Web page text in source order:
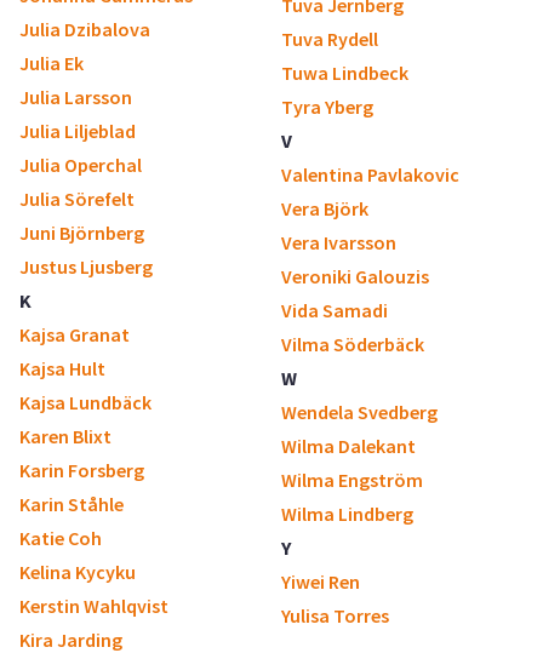
Julia Dzibalova
Julia Ek
Julia Larsson
Julia Liljeblad
Julia Operchal
Julia Sörefelt
Juni Björnberg
Justus Ljusberg
K
Kajsa Granat
Kajsa Hult
Kajsa Lundbäck
Karen Blixt
Karin Forsberg
Karin Ståhle
Katie Coh
Kelina Kycyku
Kerstin Wahlqvist
Kira Jarding
Tuva Jernberg
Tuva Rydell
Tuwa Lindbeck
Tyra Yberg
V
Valentina Pavlakovic
Vera Björk
Vera Ivarsson
Veroniki Galouzis
Vida Samadi
Vilma Söderbäck
W
Wendela Svedberg
Wilma Dalekant
Wilma Engström
Wilma Lindberg
Y
Yiwei Ren
Yulisa Torres